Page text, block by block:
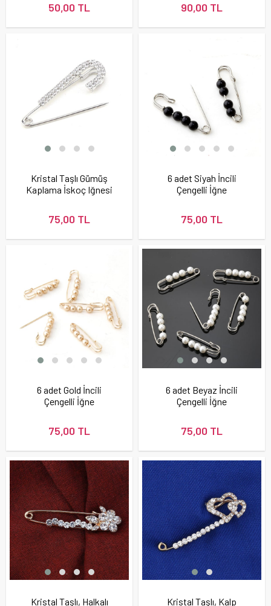
50,00 TL 90,00 TL
Kristal Taşlı Gümüş
Kaplama İskoç Iğnesi
75,00 TL
6 adet Siyah İncili
Çengelli İğne
75,00 TL
6 adet Gold İncili
Çengelli İğne
75,00 TL
6 adet Beyaz İncili
Çengelli İğne
75,00 TL
Kristal Taşlı, Halkalı Kristal Taşlı, Kalp